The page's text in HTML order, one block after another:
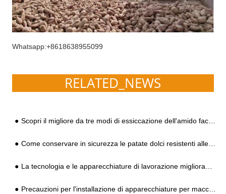
Whatsapp:+8618638955099
RELATED_NEWS
Scopri il migliore da tre modi di essiccazione dell'amido facilmente
Come conservare in sicurezza le patate dolci resistenti alle basse temperature nel freddo inverno?
La tecnologia e le apparecchiature di lavorazione migliorano efficacemente il processo di produzione della fecola di patate
Precauzioni per l'installazione di apparecchiature per macchine asciuga patate?